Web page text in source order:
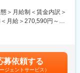
します。
ていただければ活躍で
わりながら知識を取
いので過程重視の評価
＞月給制＜賃金内訳＞
月給＞270,590円～
があります。月給(月額)
募依頼する
ージェントサービス）